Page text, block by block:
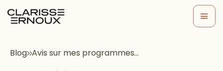
Blog Avis sur mes programmes…